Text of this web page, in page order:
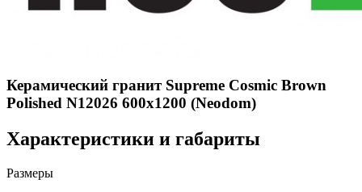
Керамический гранит Supreme Cosmic Brown
Polished N12026 600x1200 (Neodom)
Характеристики и габариты
Размеры